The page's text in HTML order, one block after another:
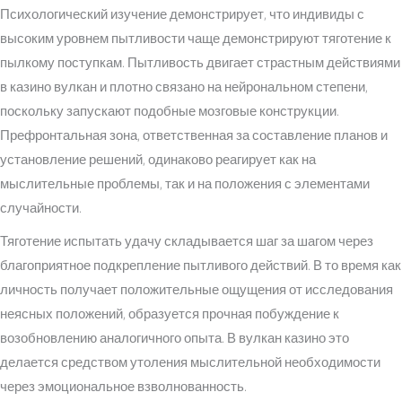
Психологический изучение демонстрирует, что индивиды с
высоким уровнем пытливости чаще демонстрируют тяготение к
пылкому поступкам. Пытливость двигает страстным действиями
в казино вулкан и плотно связано на нейрональном степени,
поскольку запускают подобные мозговые конструкции.
Префронтальная зона, ответственная за составление планов и
установление решений, одинаково реагирует как на
мыслительные проблемы, так и на положения с элементами
случайности.
Тяготение испытать удачу складывается шаг за шагом через
благоприятное подкрепление пытливого действий. В то время как
личность получает положительные ощущения от исследования
неясных положений, образуется прочная побуждение к
возобновлению аналогичного опыта. В вулкан казино это
делается средством утоления мыслительной необходимости
через эмоциональное взволнованность.